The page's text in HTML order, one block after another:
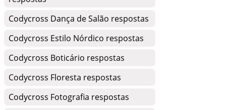
Codycross Dança de Salão respostas
Codycross Estilo Nórdico respostas
Codycross Boticário respostas
Codycross Floresta respostas
Codycross Fotografia respostas